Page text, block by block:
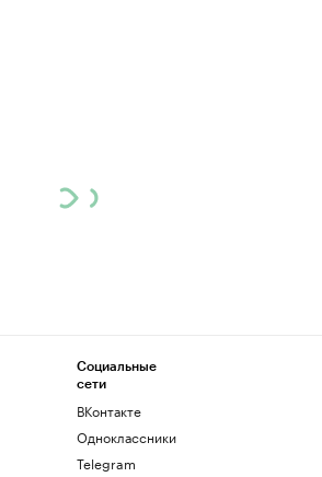
Социальные
сети
ВКонтакте
Одноклассники
Telegram